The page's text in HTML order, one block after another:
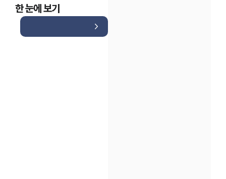
한 눈에 보기